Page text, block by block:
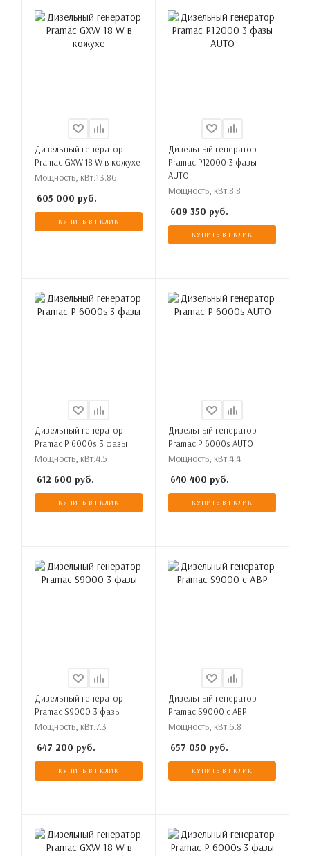
Дизельный генератор
Pramac GXW 18 W в кожухе
Мощность, кВт:13.86
605 000 руб.
КУПИТЬ В 1 КЛИК
Дизельный генератор
Pramac P12000 3 фазы
AUTO
Мощность, кВт:8.8
609 350 руб.
КУПИТЬ В 1 КЛИК
Дизельный генератор
Pramac P 6000s 3 фазы
Мощность, кВт:4.5
612 600 руб.
КУПИТЬ В 1 КЛИК
Дизельный генератор
Pramac P 6000s AUTO
Мощность, кВт:4.4
640 400 руб.
КУПИТЬ В 1 КЛИК
Дизельный генератор
Pramac S9000 3 фазы
Мощность, кВт:7.3
647 200 руб.
КУПИТЬ В 1 КЛИК
Дизельный генератор
Pramac S9000 с АВР
Мощность, кВт:6.8
657 050 руб.
КУПИТЬ В 1 КЛИК